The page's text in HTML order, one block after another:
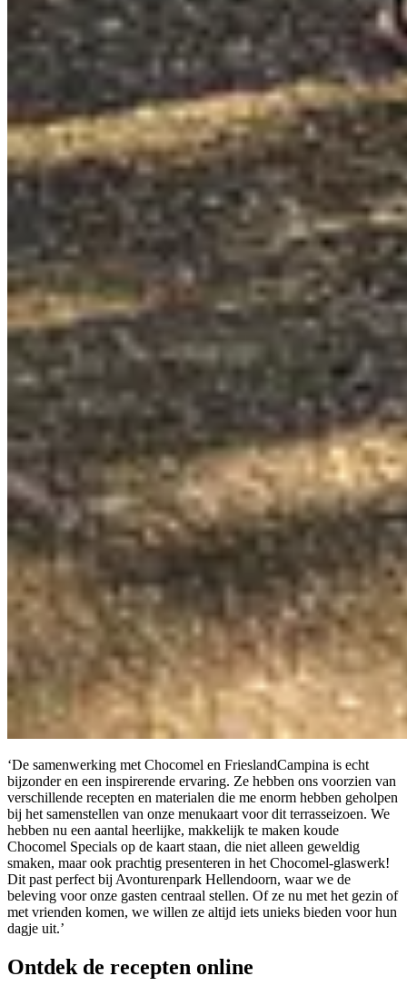
‘De samenwerking met Chocomel en FrieslandCampina is echt
bijzonder en een inspirerende ervaring. Ze hebben ons voorzien van
verschillende recepten en materialen die me enorm hebben geholpen
bij het samenstellen van onze menukaart voor dit terrasseizoen. We
hebben nu een aantal heerlijke, makkelijk te maken koude
Chocomel Specials op de kaart staan, die niet alleen geweldig
smaken, maar ook prachtig presenteren in het Chocomel-glaswerk!
Dit past perfect bij Avonturenpark Hellendoorn, waar we de
beleving voor onze gasten centraal stellen. Of ze nu met het gezin of
met vrienden komen, we willen ze altijd iets unieks bieden voor hun
dagje uit.’
Ontdek de recepten online